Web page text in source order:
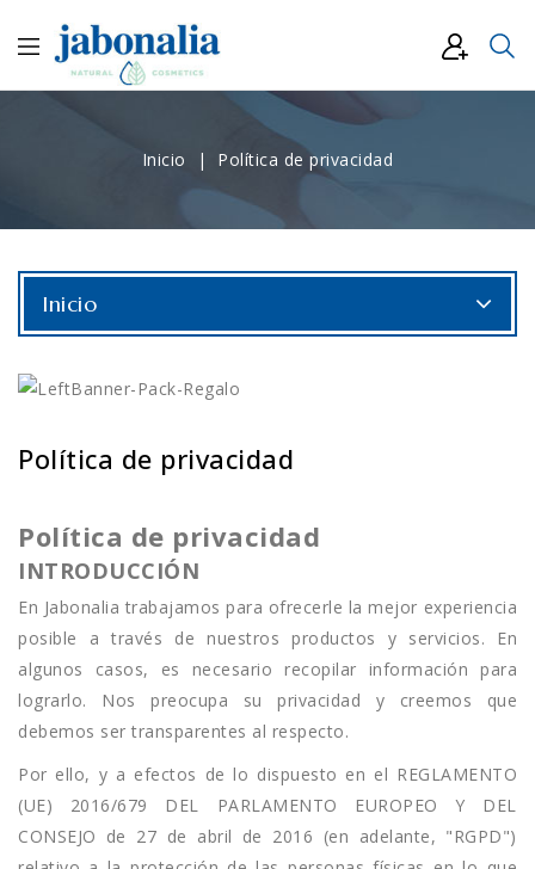
Inicio Política de privacidad
Inicio
Política de privacidad
Política de privacidad
INTRODUCCIÓN
En Jabonalia trabajamos para ofrecerle la mejor experiencia
posible a través de nuestros productos y servicios. En
algunos casos, es necesario recopilar información para
lograrlo. Nos preocupa su privacidad y creemos que
debemos ser transparentes al respecto.
Por ello, y a efectos de lo dispuesto en el REGLAMENTO
(UE) 2016/679 DEL PARLAMENTO EUROPEO Y DEL
CONSEJO de 27 de abril de 2016 (en adelante, "RGPD")